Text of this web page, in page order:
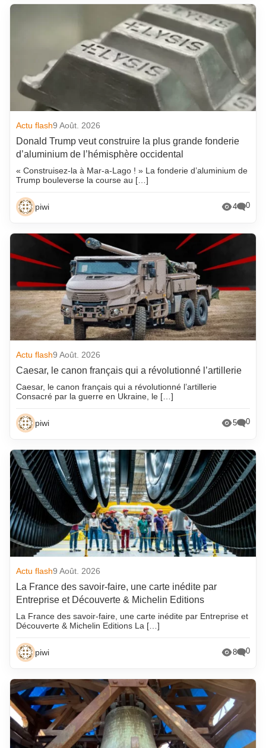
Actu flash9 Août. 2026
Donald Trump veut construire la plus grande fonderie
d’aluminium de l’hémisphère occidental
« Construisez-la à Mar-a-Lago ! » La fonderie d’aluminium de
Trump bouleverse la course au […]
piwi 4 0
Actu flash9 Août. 2026
Caesar, le canon français qui a révolutionné l’artillerie
Caesar, le canon français qui a révolutionné l’artillerie
Consacré par la guerre en Ukraine, le […]
piwi 5 0
Actu flash9 Août. 2026
La France des savoir-faire, une carte inédite par
Entreprise et Découverte & Michelin Editions
La France des savoir-faire, une carte inédite par Entreprise et
Découverte & Michelin Editions La […]
piwi 8 0